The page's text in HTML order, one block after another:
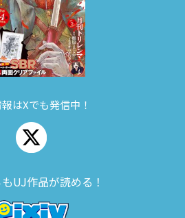
はXでも発信中！
UJ作品が読める！